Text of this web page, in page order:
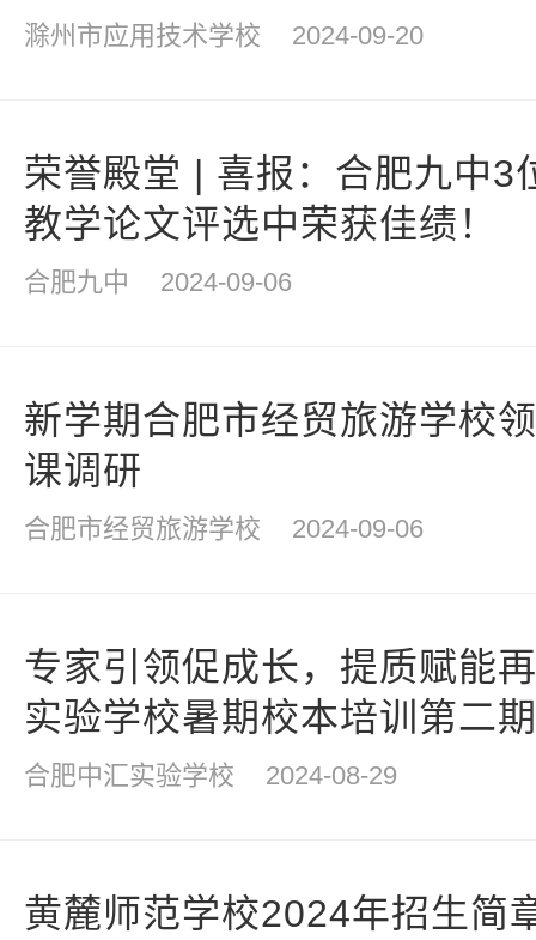
滁州市应用技术学校 2024-09-20
荣誉殿堂 | 喜报：合肥九中3
教学论文评选中荣获佳绩！
合肥九中 2024-09-06
新学期合肥市经贸旅游学校
课调研
合肥市经贸旅游学校 2024-09-06
专家引领促成长，提质赋能
实验学校暑期校本培训第二
合肥中汇实验学校 2024-08-29
黄麓师范学校2024年招生简